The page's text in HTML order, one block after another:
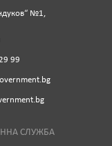
№1,
99
СЛУЖБА